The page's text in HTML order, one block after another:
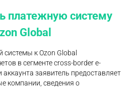
платежную систему
Global
к Ozon Global
в сегменте cross-border e-
заявитель предоставляет
компании, сведения о